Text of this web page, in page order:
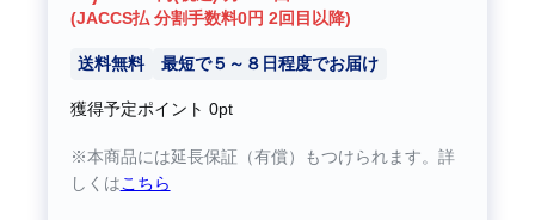
(JACCS払 分割手数料0円 2回目以降)
送料無料 最短で５～８日程度でお届け
獲得予定ポイント 0pt
※本商品には延長保証（有償）もつけられます。詳
しくはこちら